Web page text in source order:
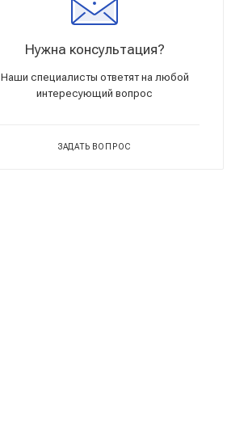
Нужна консультация?
Наши специалисты ответят на любой
интересующий вопрос
ЗАДАТЬ ВОПРОС